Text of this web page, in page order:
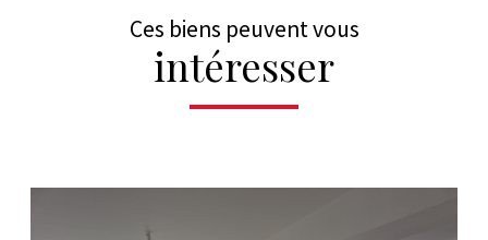
Ces biens peuvent vous
intéresser